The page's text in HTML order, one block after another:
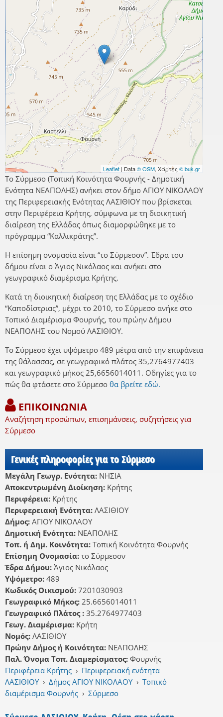
Leaflet | Data© OSM, Χάρτες © buk.gr
Το Σύρμεσο (Τοπική Κοινότητα Φουρνής - Δημοτική
Ενότητα ΝΕΑΠΟΛΗΣ) ανήκει στον δήμο ΑΓΙΟΥ ΝΙΚΟΛΑΟΥ
της Περιφερειακής Ενότητας ΛΑΣΙΘΙΟΥ που βρίσκεται
στην Περιφέρεια Κρήτης, σύμφωνα με τη διοικητική
διαίρεση της Ελλάδας όπως διαμορφώθηκε με το
πρόγραμμα “Καλλικράτης”.
Η επίσημη ονομασία είναι “το Σύρμεσον”. Έδρα του
δήμου είναι ο Άγιος Νικόλαος και ανήκει στο
γεωγραφικό διαμέρισμα Κρήτης.
Κατά τη διοικητική διαίρεση της Ελλάδας με το σχέδιο
“Καποδίστριας”, μέχρι το 2010, το Σύρμεσο ανήκε στο
Τοπικό Διαμέρισμα Φουρνής, του πρώην Δήμου
ΝΕΑΠΟΛΗΣ του Νομού ΛΑΣΙΘΙΟΥ.
Το Σύρμεσο έχει υψόμετρο 489 μέτρα από την επιφάνεια
της θάλασσας, σε γεωγραφικό πλάτος 35,2764977403
και γεωγραφικό μήκος 25,6656014011. Οδηγίες για το
πώς θα φτάσετε στο Σύρμεσο θα βρείτε εδώ.
ΕΠΙΚΟΙΝΩΝΙΑ
Αναζήτηση προσώπων, επισημάνσεις, συζητήσεις για
Σύρμεσο
Γενικές πληροφορίες για το Σύρμεσο
Μεγάλη Γεωγρ. Ενότητα: ΝΗΣΙΑ
Αποκεντρωμένη Διοίκηση: Κρήτης
Περιφέρεια: Κρήτης
Περιφερειακή Ενότητα: ΛΑΣΙΘΙΟΥ
Δήμος: ΑΓΙΟΥ ΝΙΚΟΛΑΟΥ
Δημοτική Ενότητα: ΝΕΑΠΟΛΗΣ
Τοπ. ή Δημ. Κοινότητα: Τοπική Κοινότητα Φουρνής
Επίσημη Ονομασία: το Σύρμεσον
Έδρα Δήμου: Άγιος Νικόλαος
Υψόμετρο: 489
Κωδικός Οικισμού: 7201030903
Γεωγραφικό Μήκος: 25.6656014011
Γεωγραφικό Πλάτος : 35.2764977403
Γεωγ. Διαμέρισμα: Κρήτη
Νομός: ΛΑΣΙΘΙΟΥ
Πρώην Δήμος ή Κοινότητα: ΝΕΑΠΟΛΗΣ
Παλ. Όνομα Τοπ. Διαμερίσματος: Φουρνής
Περιφέρεια Κρήτης › Περιφερειακή ενότητα
ΛΑΣΙΘΙΟΥ › Δήμος ΑΓΙΟΥ ΝΙΚΟΛΑΟΥ › Τοπικό
διαμέρισμα Φουρνής › Σύρμεσο